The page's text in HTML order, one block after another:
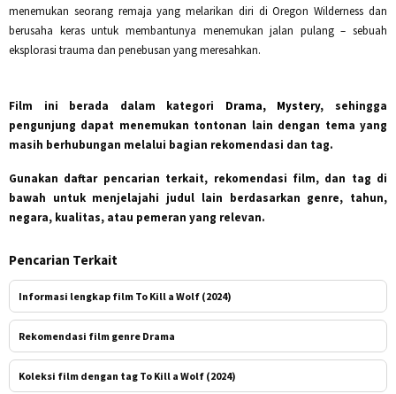
menemukan seorang remaja yang melarikan diri di Oregon Wilderness dan
berusaha keras untuk membantunya menemukan jalan pulang – sebuah
eksplorasi trauma dan penebusan yang meresahkan.
Film ini berada dalam kategori Drama, Mystery, sehingga
pengunjung dapat menemukan tontonan lain dengan tema yang
masih berhubungan melalui bagian rekomendasi dan tag.
Gunakan daftar pencarian terkait, rekomendasi film, dan tag di
bawah untuk menjelajahi judul lain berdasarkan genre, tahun,
negara, kualitas, atau pemeran yang relevan.
Pencarian Terkait
Informasi lengkap film To Kill a Wolf (2024)
Rekomendasi film genre Drama
Koleksi film dengan tag To Kill a Wolf (2024)